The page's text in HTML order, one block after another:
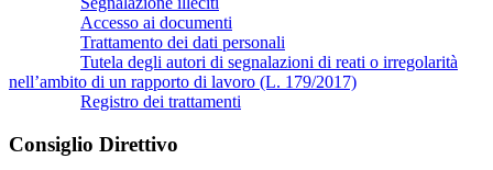
Accesso ai documenti
Trattamento dei dati personali
Tutela degli autori di segnalazioni di reati o irregolarità
nell’ambito di un rapporto di lavoro (L. 179/2017)
Registro dei trattamenti
Consiglio Direttivo